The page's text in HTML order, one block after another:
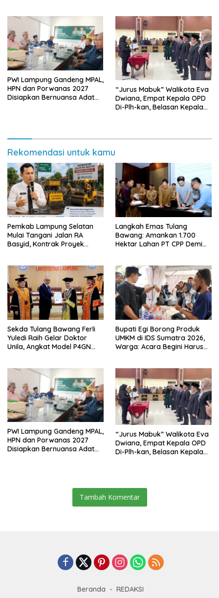
PWI Lampung Gandeng MPAL,
HPN dan Porwanas 2027
Disiapkan Bernuansa Adat
“Jurus Mabuk” Walikota Eva
Dwiana, Empat Kepala OPD
Di-Plh-kan, Belasan Kepala
Rekomendasi untuk kamu
Pemkab Lampung Selatan
Mulai Tangani Jalan RA
Basyid, Kontrak Proyek
Langkah Emas Tulang
Bawang: Amankan 1.700
Hektar Lahan PT CPP Demi
Sekda Tulang Bawang Ferli
Yuledi Raih Gelar Doktor
Unila, Angkat Model P4GN
Bupati Egi Borong Produk
UMKM di IDS Sumatra 2026,
Warga: Acara Begini Harus
PWI Lampung Gandeng MPAL,
HPN dan Porwanas 2027
Disiapkan Bernuansa Adat
“Jurus Mabuk” Walikota Eva
Dwiana, Empat Kepala OPD
Di-Plh-kan, Belasan Kepala
Tambah Komentar
Beranda REDAKSI